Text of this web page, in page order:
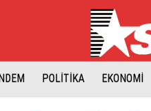
POLİTİKA EKONOMİ